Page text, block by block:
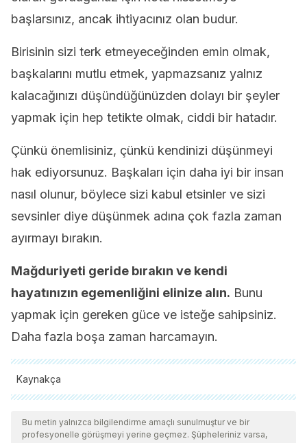
başlarsınız, ancak ihtiyacınız olan budur.
Birisinin sizi terk etmeyeceğinden emin olmak,
başkalarını mutlu etmek, yapmazsanız yalnız
kalacağınızı düşündüğünüzden dolayı bir şeyler
yapmak için hep tetikte olmak, ciddi bir hatadır.
Çünkü önemlisiniz, çünkü kendinizi düşünmeyi
hak ediyorsunuz. Başkaları için daha iyi bir insan
nasıl olunur, böylece sizi kabul etsinler ve sizi
sevsinler diye düşünmek adına çok fazla zaman
ayırmayı bırakın.
Mağduriyeti geride bırakın ve kendi
hayatınızın egemenliğini elinize alın. Bunu
yapmak için gereken güce ve isteğe sahipsiniz.
Daha fazla boşa zaman harcamayın.
Kaynakça
Tüm alıntı yapılan kaynaklar, kalitelerini, güvenilirliklerini,
güncelliklerini ve geçerliliklerini sağlamak için ekibimiz
tarafından derinlemesine incelendi. Bu makalenin bibliyografisi
Bu metin yalnızca bilgilendirme amaçlı sunulmuştur ve bir
profesyonelle görüşmeyi yerine geçmez. Şüpheleriniz varsa,